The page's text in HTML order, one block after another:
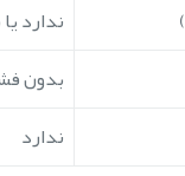
ندارد
بدون
ندارد